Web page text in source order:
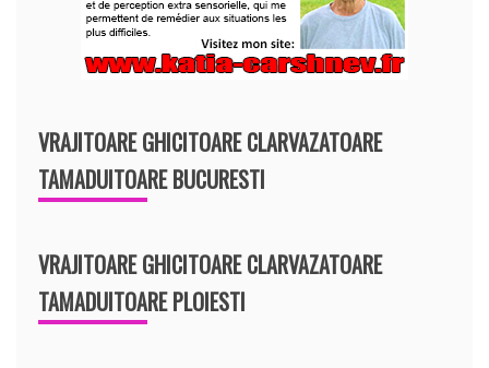
VRAJITOARE GHICITOARE CLARVAZATOARE
TAMADUITOARE BUCURESTI
VRAJITOARE GHICITOARE CLARVAZATOARE
TAMADUITOARE PLOIESTI